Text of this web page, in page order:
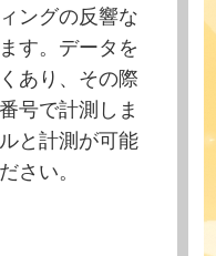
ングの反響な
す。データを
あり、その際
号で計測しま
と計測が可能
さい。